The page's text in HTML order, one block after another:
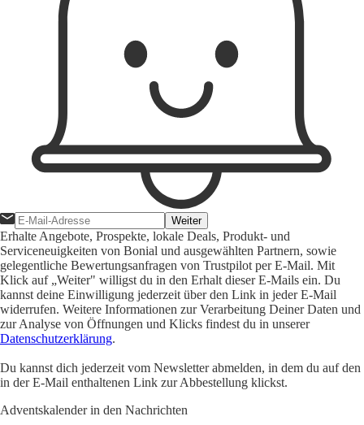
Weiter
Erhalte Angebote, Prospekte, lokale Deals, Produkt- und
Serviceneuigkeiten von Bonial und ausgewählten Partnern, sowie
gelegentliche Bewertungsanfragen von Trustpilot per E-Mail. Mit
Klick auf „Weiter" willigst du in den Erhalt dieser E-Mails ein. Du
kannst deine Einwilligung jederzeit über den Link in jeder E-Mail
widerrufen. Weitere Informationen zur Verarbeitung Deiner Daten und
zur Analyse von Öffnungen und Klicks findest du in unserer
Datenschutzerklärung.
Du kannst dich jederzeit vom Newsletter abmelden, in dem du auf den
in der E-Mail enthaltenen Link zur Abbestellung klickst.
Adventskalender in den Nachrichten